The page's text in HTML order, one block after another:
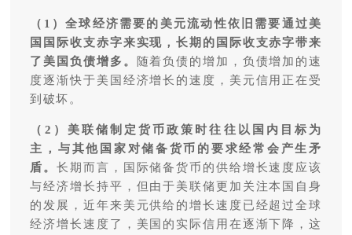
（1）全球经济需要的美元流动性依旧需要通过美
国国际收支赤字来实现，长期的国际收支赤字带来
了美国负债增多。 随着负债的增加，负债增加的速
度逐渐快于美国经济增长的速度，美元信用正在受
到破坏。
（2） 美联储制定货币政策时往往以国内目标为
主，与其他国家对储备货币的要求经常会产生矛
盾。长期而言，国际储备货币的供给增长速度应该
与经济增长持平，但由于美联储更加关注本国自身
的发展，近年来美元供给的增长速度已经超过全球
经济增长速度了，美国的实际信用在逐渐下降，这